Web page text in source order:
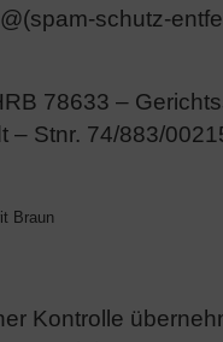
schutz-
78633 –
– Stnr. 74/883/
Braun
Kontrolle